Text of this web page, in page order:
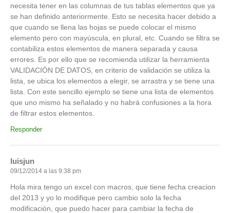
necesita tener en las columnas de tus tablas elementos que ya
se han definido anteriormente. Esto se necesita hacer debido a
que cuando se llena las hojas se puede colocar el mismo
elemento pero con mayúscula, en plural, etc. Cuando se filtra se
contabiliza estos elementos de manera separada y causa
errores. Es por ello que se recomienda utilizar la herramienta
VALIDACIÓN DE DATOS, en criterio de validación se utiliza la
lista, se ubica los elementos a elegir, se arrastra y se tiene una
lista. Con este sencillo ejemplo se tiene una lista de elementos
que uno mismo ha señalado y no habrá confusiones a la hora
de filtrar estos elementos.
Responder
luisjun
09/12/2014 a las 9:38 pm
Hola mira tengo un excel con macros, que tiene fecha creacion
del 2013 y yo lo modifique pero cambio solo la fecha
modificación, que puedo hacer para cambiar la fecha de